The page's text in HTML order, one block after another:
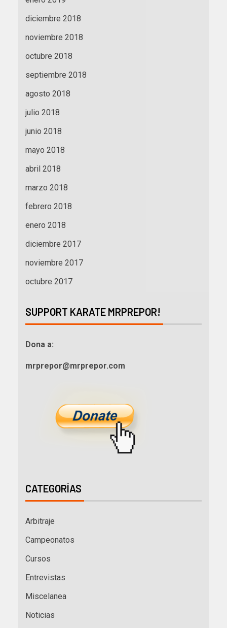
diciembre 2018
noviembre 2018
octubre 2018
septiembre 2018
agosto 2018
julio 2018
junio 2018
mayo 2018
abril 2018
marzo 2018
febrero 2018
enero 2018
diciembre 2017
noviembre 2017
octubre 2017
SUPPORT KARATE MRPREPOR!
Dona a:
mrprepor@mrprepor.com
CATEGORÍAS
Arbitraje
Campeonatos
Cursos
Entrevistas
Miscelanea
Noticias